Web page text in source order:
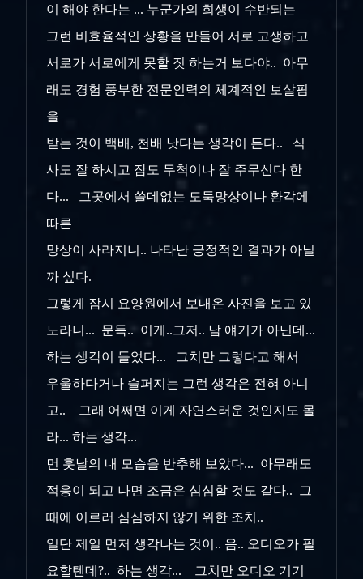
이 해야 한다는 ... 누군가의 희생이 수반되는
그런 비효율적인 상황을 만들어 서로 고생하고
서로가 서로에게 못할 짓 하는거 보다야.. 아무
래도 경험 풍부한 전문인력의 체계적인 보살핌
을
받는 것이 백배, 천배 낫다는 생각이 든다.. 식
사도 잘 하시고 잠도 무척이나 잘 주무신다 한
다... 그곳에서 쓸데없는 도둑망상이나 환각에
따른
망상이 사라지니.. 나타난 긍정적인 결과가 아닐
까 싶다.
그렇게 잠시 요양원에서 보내온 사진을 보고 있
노라니... 문득.. 이게..그저.. 남 얘기가 아닌데...
하는 생각이 들었다... 그치만 그렇다고 해서
우울하다거나 슬퍼지는 그런 생각은 전혀 아니
고.. 그래 어쩌면 이게 자연스러운 것인지도 몰
라... 하는 생각...
먼 훗날의 내 모습을 반추해 보았다... 아무래도
적응이 되고 나면 조금은 심심할 것도 같다.. 그
때에 이르러 심심하지 않기 위한 조치..
일단 제일 먼저 생각나는 것이.. 음.. 오디오가 필
요할텐데?.. 하는 생각... 그치만 오디오 기기